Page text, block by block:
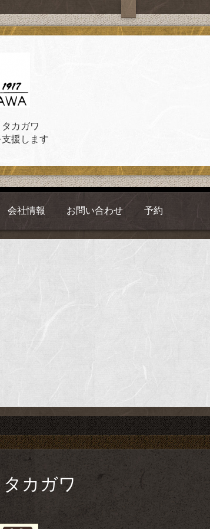
カガワ
援します
会社情報 お問い合わせ 予約
カガワ